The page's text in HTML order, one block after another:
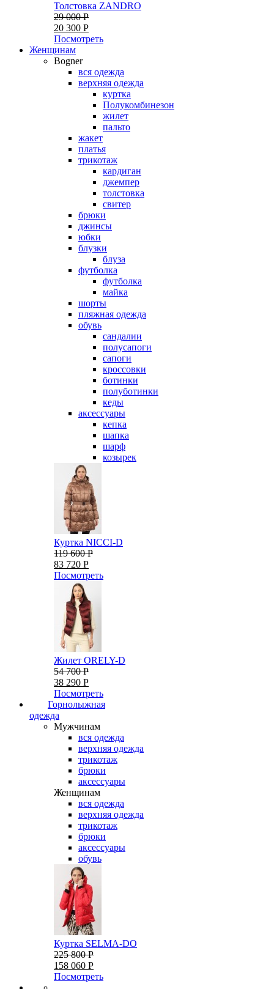
Толстовка ZANDRO
29 000 Р
20 300 Р
Посмотреть
Женщинам
Bogner
вся одежда
верхняя одежда
куртка
Полукомбинезон
жилет
пальто
жакет
платья
трикотаж
кардиган
джемпер
толстовка
свитер
брюки
джинсы
юбки
блузки
блуза
футболка
футболка
майка
шорты
пляжная одежда
oбувь
сандалии
полусапоги
сапоги
кроссовки
ботинки
полуботинки
кеды
аксессуары
кепка
шапка
шарф
козырек
Куртка NICCI-D
119 600 Р
83 720 Р
Посмотреть
Жилет ORELY-D
54 700 Р
38 290 Р
Посмотреть
Горнолыжная
одежда
Мужчинам
вся одежда
верхняя одежда
трикотаж
брюки
аксессуары
Женщинам
вся одежда
верхняя одежда
трикотаж
брюки
аксессуары
обувь
Куртка SELMA-DO
225 800 Р
158 060 Р
Посмотреть